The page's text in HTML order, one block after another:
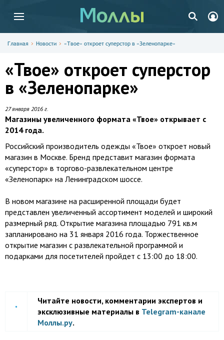
Главная Новости «Твое» откроет суперстор в «Зеленопарке»
«Твое» откроет суперстор
в «Зеленопарке»
27 января 2016 г.
Магазины увеличенного формата «Твое» открывает с
2014 года.
Российский производитель одежды «Твое» откроет новый
магазин в Москве. Бренд представит магазин формата
«суперстор» в торгово-развлекательном центре
«Зеленопарк» на Ленинградском шоссе.
В новом магазине на расширенной площади будет
представлен увеличенный ассортимент моделей и широкий
размерный ряд. Открытие магазина площадью 791 кв.м
запланировано на 31 января 2016 года. Торжественное
открытие магазин с развлекательной программой и
подарками для посетителей пройдет с 13:00 до 18:00.
Читайте новости, комментарии экспертов и
эксклюзивные материалы в Telegram-канале
Моллы.ру.